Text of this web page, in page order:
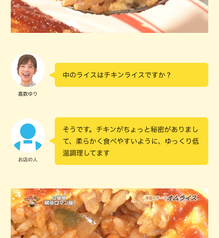
嘉数ゆり
中のライスはチキンライスですか？
お店の人
そうです。チキンがちょっと秘密がありまし
て、柔らかく食べやすいように、ゆっくり低
温調理してます